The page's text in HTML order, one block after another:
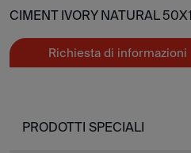
CIMENT IVORY NATURAL
Richiesta di informazioni
PRODOTTI SPECIALI